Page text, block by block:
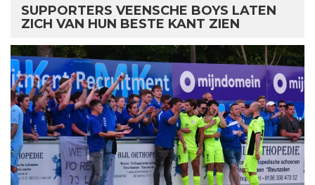
SUPPORTERS VEENSCHE BOYS LATEN
ZICH VAN HUN BESTE KANT ZIEN